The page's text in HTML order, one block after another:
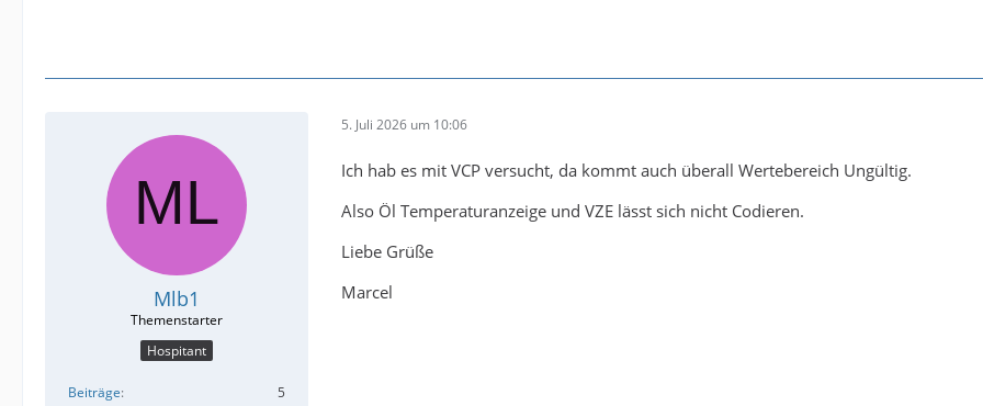
Mlb1
Hospitant
Beiträge
5
5. Juli 2026 um 10:06
Ich hab es mit VCP versucht, da kommt auch überall Wertebereich Ungültig.
Also Öl Temperaturanzeige und VZE lässt sich nicht Codieren.
Liebe Grüße
Marcel